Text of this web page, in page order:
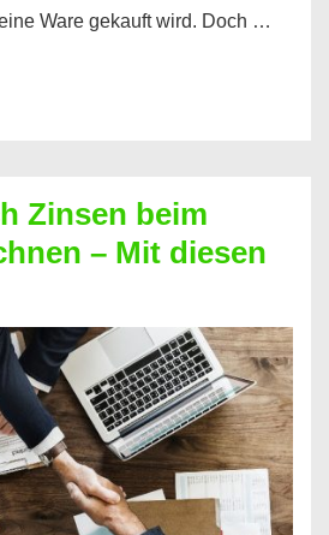
Ware gekauft wird. Doch …
Zinsen beim
– Mit diesen